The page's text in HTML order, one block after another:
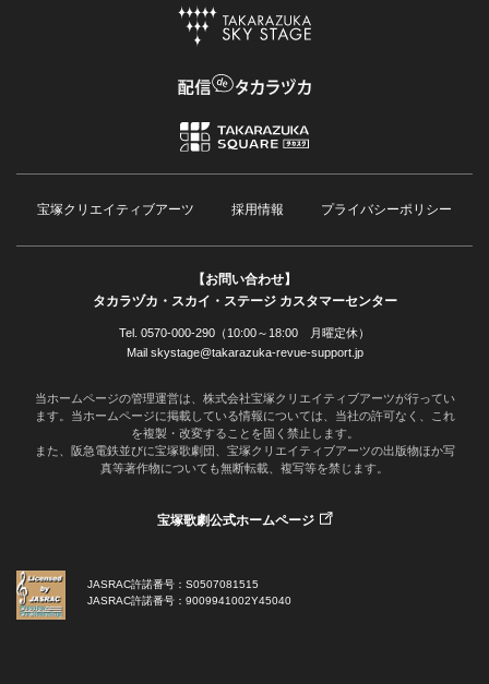
宝塚クリエイティブアーツ 採用情報 プライバシーポリシー
【お問い合わせ】
タカラヅカ・スカイ・ステージ カスタマーセンター
Tel. 0570-000-290（10:00～18:00 月曜定休）
Mail skystage@takarazuka-revue-support.jp
当ホームページの管理運営は、株式会社宝塚クリエイティブアーツが行ってい
ます。当ホームページに掲載している情報については、当社の許可なく、これ
を複製・改変することを固く禁止します。
また、阪急電鉄並びに宝塚歌劇団、宝塚クリエイティブアーツの出版物ほか写
真等著作物についても無断転載、複写等を禁じます。
宝塚歌劇公式ホームページ
JASRAC許諾番号：S0507081515
JASRAC許諾番号：9009941002Y45040